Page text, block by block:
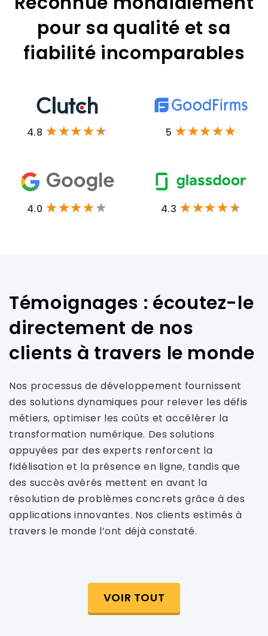
pour sa qualité et sa
fiabilité incomparables
4.8 5
4.0 4.3
Témoignages : écoutez-le
directement de nos
clients à travers le monde
Nos processus de développement fournissent
des solutions dynamiques pour relever les défis
métiers, optimiser les coûts et accélérer la
transformation numérique. Des solutions
appuyées par des experts renforcent la
fidélisation et la présence en ligne, tandis que
des succès avérés mettent en avant la
résolution de problèmes concrets grâce à des
applications innovantes. Nos clients estimés à
travers le monde l’ont déjà constaté.
VOIR TOUT